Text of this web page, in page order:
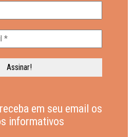
em seu email os
informativos